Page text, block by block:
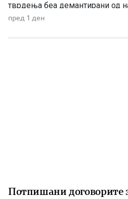
тврдења беа демантирани од
Како што им пукна меурот од
конструкција – дека власта
пред 1 ден
Потпишани договорите